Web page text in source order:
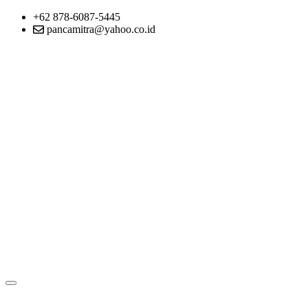
+62 878-6087-5445
pancamitra@yahoo.co.id